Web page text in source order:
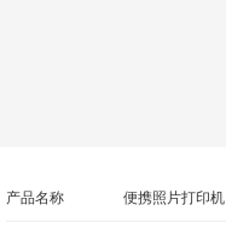
产品名称 便携照片打印机